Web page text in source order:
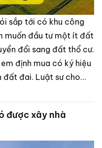
sắp tới có khu công
muốn đầu tư một ít đất
đổi sang đất thổ cư.
định mua có ký hiệu
đất đai. Luật sư cho
sư”.
được xây nhà